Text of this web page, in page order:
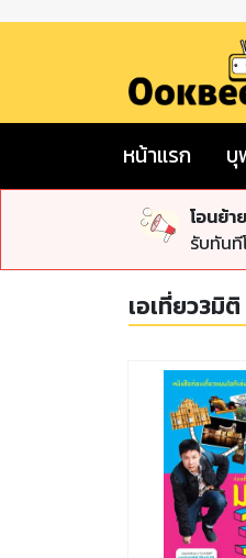
หน้าแรก บุ
โอนย้า
รับทัน
เอเที่ยว3มิติ